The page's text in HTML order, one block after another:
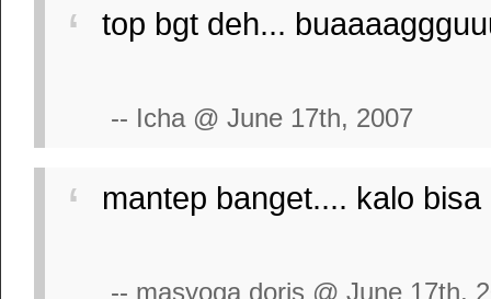
top bgt deh...
-- Icha @ June 17th, 2007
mantep banget.... kalo
-- masyoga doris @ June 17th,